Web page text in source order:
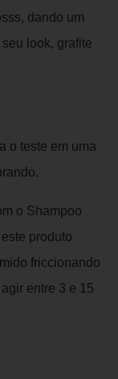
dando um
look, grafite
o teste em uma
o Shampoo
produto
friccionando
entre 3 e 15